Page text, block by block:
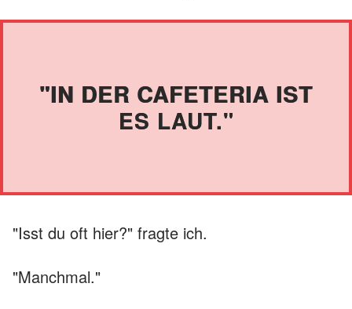
"IN DER CAFETERIA IST
ES LAUT."
"Isst du oft hier?" fragte ich.
"Manchmal."